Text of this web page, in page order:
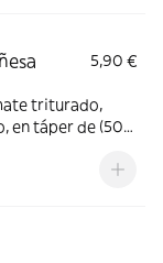
5,90 €
triturado,
en táper de (500